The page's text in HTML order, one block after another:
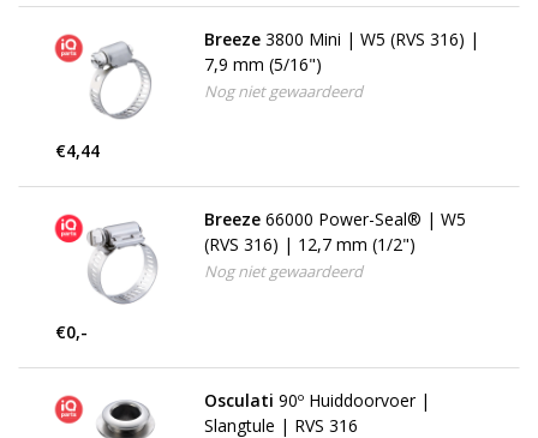
Breeze 3800 Mini | W5 (RVS 316) |
7,9 mm (5/16")
Nog niet gewaardeerd
€4,44
Breeze 66000 Power-Seal® | W5
(RVS 316) | 12,7 mm (1/2")
Nog niet gewaardeerd
€0,-
Osculati 90º Huiddoorvoer |
Slangtule | RVS 316